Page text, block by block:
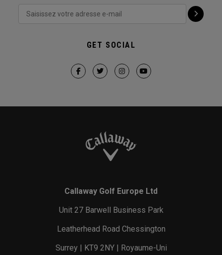
GET SOCIAL
Callaway Golf Europe Ltd
Unit 27 Barwell Business Park
Leatherhead Road Chessington
Surrey | KT9 2NY | Royaume-Uni